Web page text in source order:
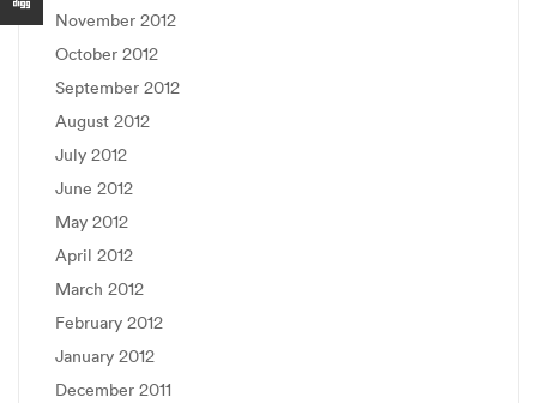
November 2012
October 2012
September 2012
August 2012
July 2012
June 2012
May 2012
April 2012
March 2012
February 2012
January 2012
December 2011